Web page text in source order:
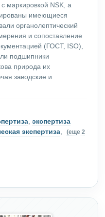
маркировкой NSK, а
имеющиеся
органолептический
и сопоставление
(ГОСТ, ISO),
подшипники
природа их
заводские и
, экспертиза
экспертиза,
(еще 2